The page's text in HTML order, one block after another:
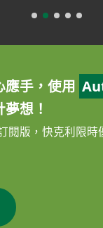
應手，使用
想！
閱版，快克利限時